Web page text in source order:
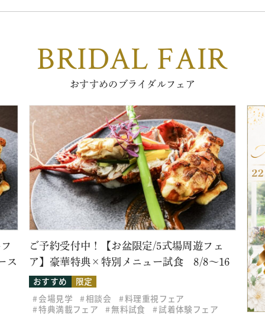
BRIDAL FAIR
おすすめのブライダルフェア
ス
ご予約受付中！【お盆限定/5式場周遊フェ
ア】豪華特典×特別メニュー試食 8/8～16
おすすめ
限定
会場見学
相談会
料理重視フェア
特典満載フェア
無料試食 試着体験フェア